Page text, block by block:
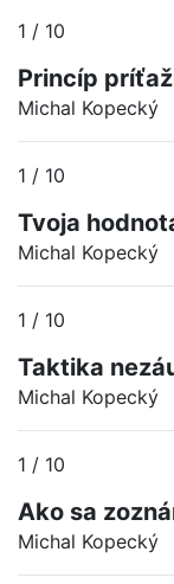
1 / 10
Princíp
Michal Kopecký
1 / 10
Tvoja
Michal Kopecký
1 / 10
Taktika
Michal Kopecký
1 / 10
Ako sa
Michal Kopecký